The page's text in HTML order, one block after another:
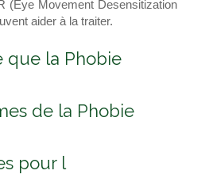
(Eye Movement Desensitization
aider à la traiter.
que la Phobie
de la Phobie
pour l